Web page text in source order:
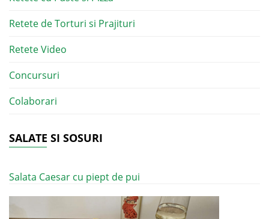
Retete de Torturi si Prajituri
Retete Video
Concursuri
Colaborari
SALATE SI SOSURI
Salata Caesar cu piept de pui